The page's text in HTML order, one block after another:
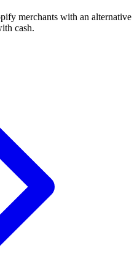
merchants with an alternative
cash.